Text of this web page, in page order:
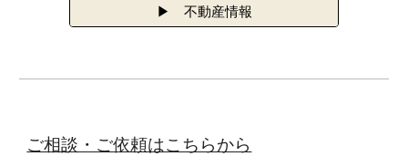
▶ 不動産情報
ご相談・ご依頼はこちらから